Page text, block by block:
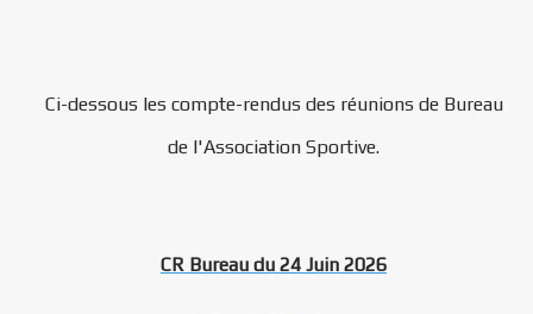
Ci-dessous les compte-rendus des réunions de Bureau
de l'Association Sportive.
CR Bureau du 24 Juin 2026